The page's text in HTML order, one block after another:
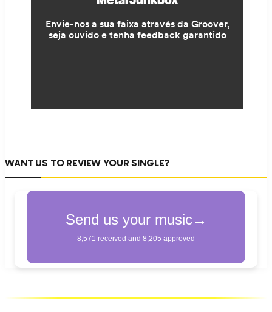
WANT US TO REVIEW YOUR SINGLE?